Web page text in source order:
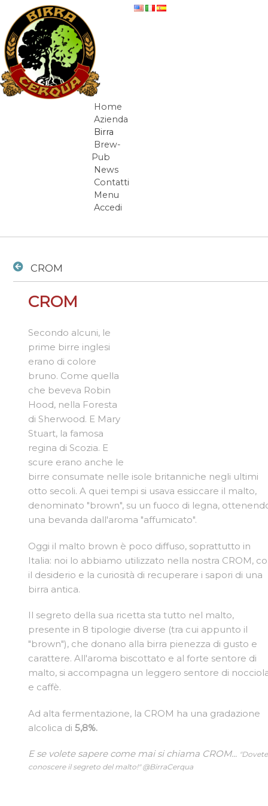
Salta al contenuto
CROM - beer-detailNavigazione
Home
Azienda
Birra
Brew-
Pub
News
Contatti
Menu
Accedi
Elementi Navigazione
/ beer-detail /
CROM
CROM
Secondo alcuni, le
prime birre inglesi
erano di colore
bruno. Come quella
che beveva Robin
Hood, nella Foresta
di Sherwood. E Mary
Stuart, la famosa
regina di Scozia. E
scure erano anche le
birre consumate nelle isole britanniche negli ultimi
otto secoli. A quei tempi si usava essiccare il malto,
denominato "brown", su un fuoco di legna,
una bevanda dall'aroma "affumicato".
Oggi il malto brown è poco diffuso, soprattutto in
Italia: noi lo abbiamo utilizzato nella nostra CROM,
il desiderio e la curiosità di recuperare i sapori di una
birra antica.
Il segreto della sua ricetta sta tutto nel malto,
presente in 8 tipologie diverse (tra cui appunto il
"brown"), che donano alla birra pienezza di gusto e
carattere. All'aroma biscottato e al forte sentore di
malto, si accompagna un leggero sentore di
e caffè.
Ad alta fermentazione, la CROM ha una gradazione
alcolica di5,8%.
E se volete sapere come mai si chiama CROM... "Dovete
conoscere il segreto del malto!" @BirraCerqua